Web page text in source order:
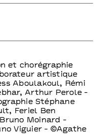
et chorégraphie
artistique
Aboulakoul, Rémi
Arthur Perole -
Stéphane
Feriel Ben
Moinard -
Viguier - ©Agathe